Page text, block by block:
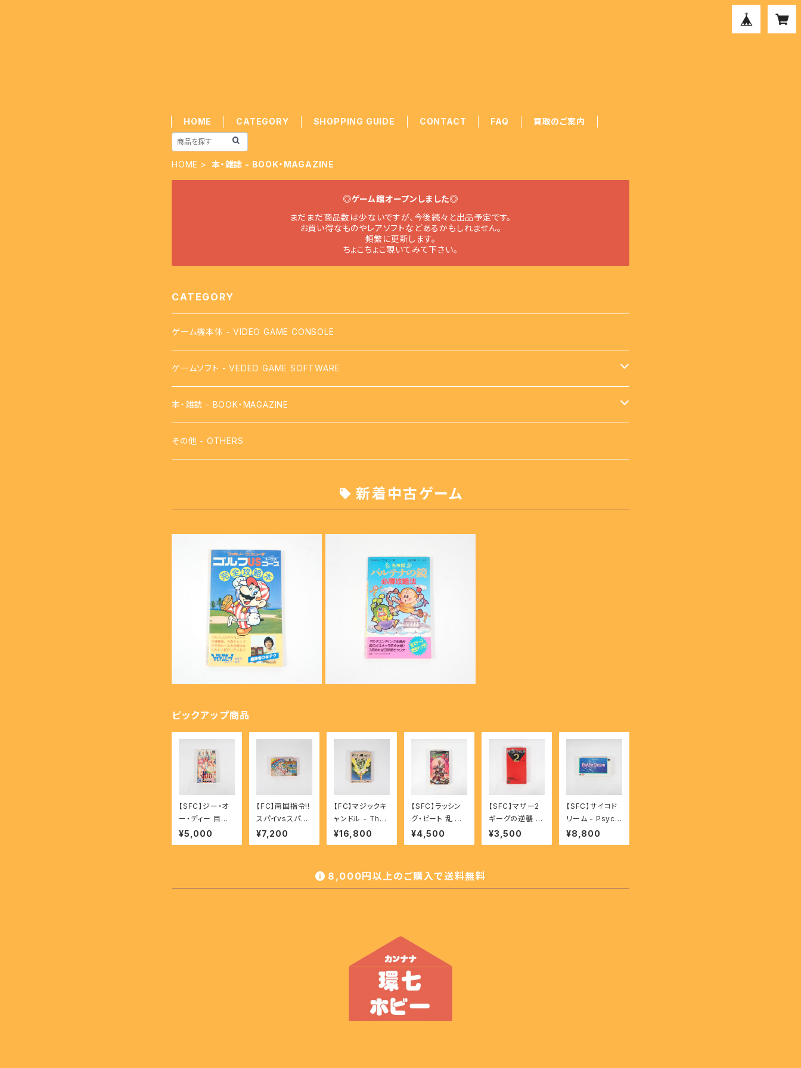
HOME CATEGORY SHOPPING GUIDE CONTACT FAQ 買取のご案内
HOME 本・雑誌 - BOOK・MAGAZINE
◎ゲーム館オープンしました◎
まだまだ商品数は少ないですが、今後続々と出品予定です。
お買い得なものやレアソフトなどあるかもしれません。
頻繁に更新します。
ちょこちょこ覗いてみて下さい。
CATEGORY
ゲーム機本体 - VIDEO GAME CONSOLE
ゲームソフト - VEDEO GAME SOFTWARE
【FC】ファミコン - FAMICOM
【FDS】ディスクシステム - DISK SYSTEM
【SFC】スーパーファミコン - SUPER FAMICOM
【GB】ゲームボーイ - GAME BOY
【PS】プレイステーション - PLAY STATION
【NG】ネオジオ - NEOGEO
【MK3】セガ マーク3 - SEGA MARKⅢ
【DC】ドリームキャスト - DREAM CAST
【PCE】PCエンジン - PC ENGINE
本・雑誌 - BOOK・MAGAZINE
攻略本
その他 - OTHERS
新着中古ゲーム
ファミリーコンピュータ ゴルフUS
コース 完全攻略本【FC】
¥1,000
SOLD OUT
ファミコン攻略本 光神話 パルテナ
の鏡 必勝攻略法 完璧攻略シリー
ズ21【FC】
¥3,000
ピックアップ商品
【SFC】ジー・オ
ー・ディー 目覚
めよと呼ぶ声が
聴こえ - G・O・D
¥5,000
【FC】南国指令!!
スパイvsスパイ
- Nangoku Shi
rei!!SPY VS S
¥7,200
【FC】マジックキ
ャンドル - The
Magic Candle
¥16,800
【SFC】ラッシン
グ・ビート 乱 複
製都市 - RUSHI
NG BEAT RAN
¥4,500
【SFC】マザー2
ギーグの逆襲 -
MOTHER2 Gyi
yg Strikes Ba
¥3,500
【SFC】サイコド
リーム - Psych
o Dream
¥8,800
8,000円以上のご購入で送料無料